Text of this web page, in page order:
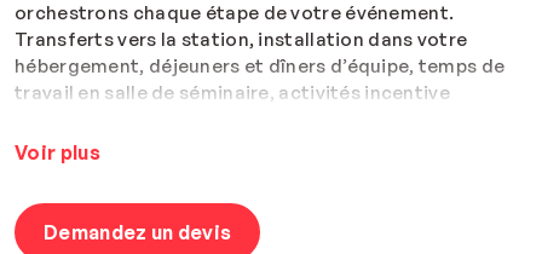
orchestrons chaque étape de votre événement.
Transferts vers la station, installation dans votre
hébergement, déjeuners et dîners d’équipe, temps de
travail en salle de séminaire, activités incentive
tout est pensé pour allier performance professionnelle
Des grandes stations alpines aux destinations plus
intimistes, nous concevons des expériences sur
Voir plus
Demandez un devis